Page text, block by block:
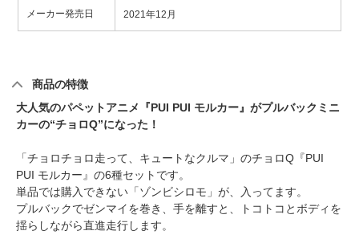
メーカー発売日 2021年12月
商品の特徴
大人気のパペットアニメ『PUI PUI モルカー』がプルバックミニ
カーの“チョロQ”になった！
「チョロチョロ走って、キュートなクルマ」のチョロQ『PUI
PUI モルカー』の6種セットです。
単品では購入できない「ゾンビシロモ」が、入ってます。
プルバックでゼンマイを巻き、手を離すと、トコトコとボディを
揺らしながら直進走行します。